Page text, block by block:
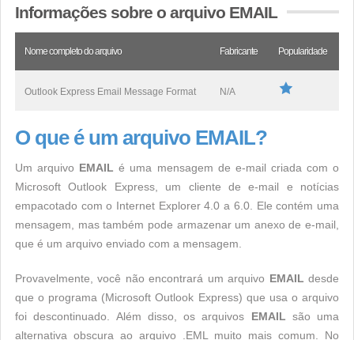
Informações sobre o arquivo EMAIL
Nome completo do arquivo Fabricante Popularidade
Outlook Express Email Message Format N/A
O que é um arquivo EMAIL?
Um arquivo EMAIL é uma mensagem de e-mail criada com o
Microsoft Outlook Express, um cliente de e-mail e notícias
empacotado com o Internet Explorer 4.0 a 6.0. Ele contém uma
mensagem, mas também pode armazenar um anexo de e-mail,
que é um arquivo enviado com a mensagem.
Provavelmente, você não encontrará um arquivo EMAIL desde
que o programa (Microsoft Outlook Express) que usa o arquivo
foi descontinuado. Além disso, os arquivos EMAIL são uma
alternativa obscura ao arquivo .EML muito mais comum. No